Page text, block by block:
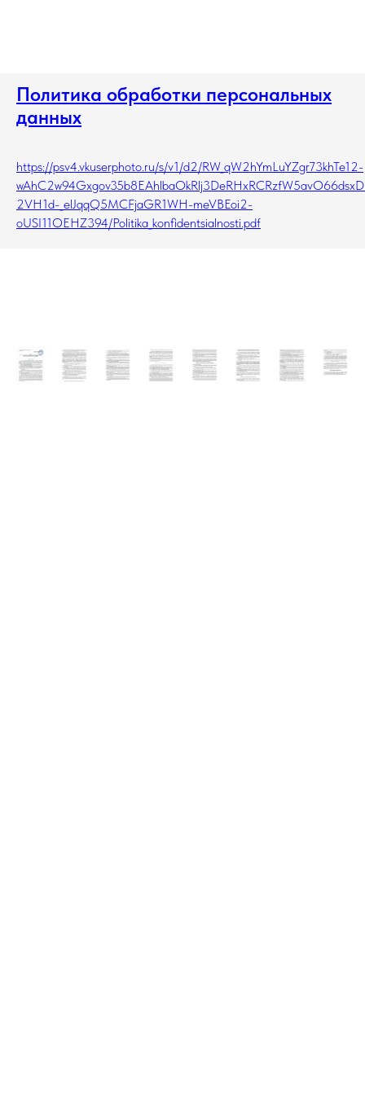
Политика обработки персональных
данных
https://psv4.vkuserphoto.ru/s/v1/d2/RW_qW2hYmLuYZgr73khTe12-
2VH1d-_elJqqQ5MCFjaGR1WH-meVBEoi2-
oUSI11OEHZ394/Politika_konfidentsialnosti.pdf